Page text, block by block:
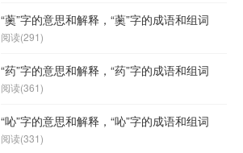
“薁”字的意思和解释，“薁”字的成语和组词
阅读(291)
“药”字的意思和解释，“药”字的成语和组词
阅读(361)
“吣”字的意思和解释，“吣”字的成语和组词
阅读(331)